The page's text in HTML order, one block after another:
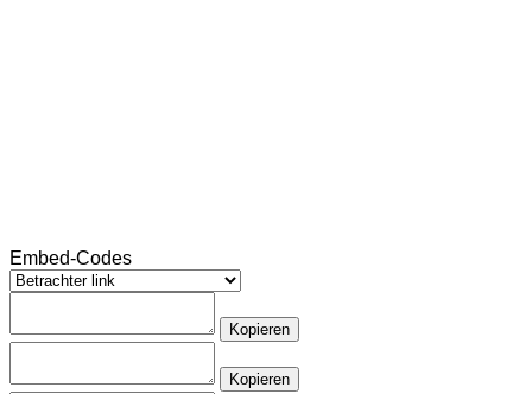
Embed-Codes
Kopieren
Kopieren